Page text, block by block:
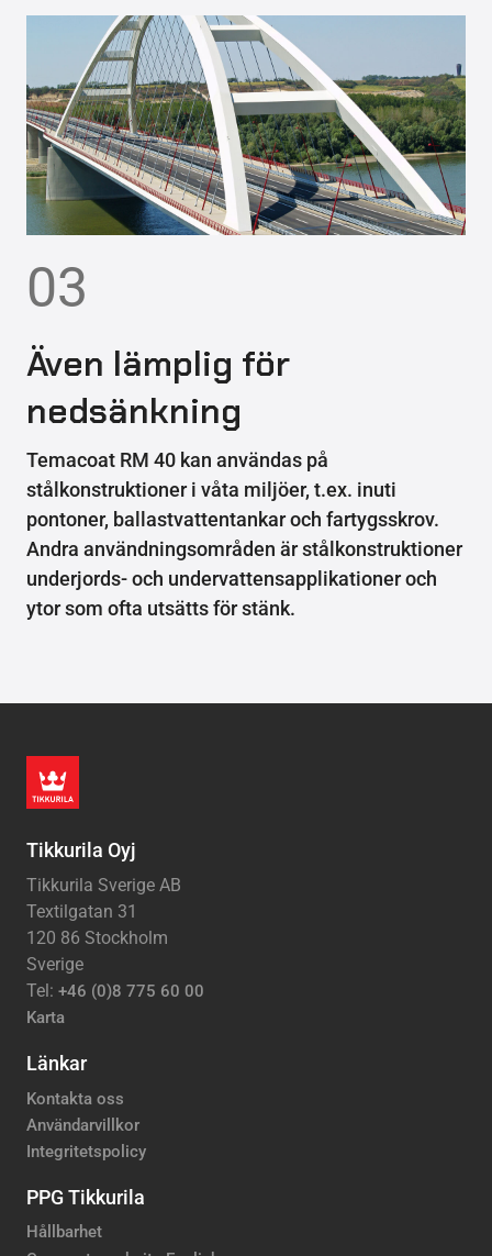
03
Även lämplig för
nedsänkning
Temacoat RM 40 kan användas på
stålkonstruktioner i våta miljöer, t.ex. inuti
pontoner, ballastvattentankar och fartygsskrov.
Andra användningsområden är stålkonstruktioner
underjords- och undervattensapplikationer och
ytor som ofta utsätts för stänk.
Tikkurila Oyj
Tikkurila Sverige AB
Textilgatan 31
120 86 Stockholm
Sverige
Tel: +46 (0)8 775 60 00
Karta
Länkar
Kontakta oss
Användarvillkor
Integritetspolicy
PPG Tikkurila
Hållbarhet